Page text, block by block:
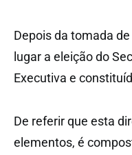
Depois da tomada
lugar a eleição do
Executiva e
De referir que esta
elementos, é